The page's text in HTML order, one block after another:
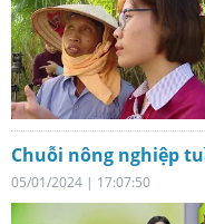
Chuỗi nông nghiệp
05/01/2024 | 17:07:50